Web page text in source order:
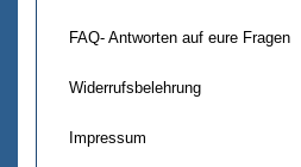
FAQ- Antworten auf eure Fragen
Widerrufsbelehrung
Impressum